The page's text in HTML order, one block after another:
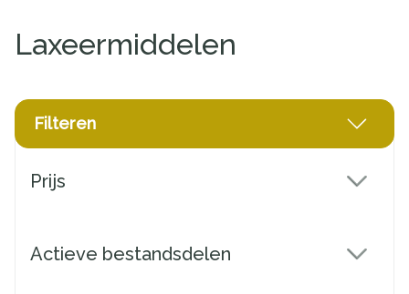
Laxeermiddelen
Filteren
Prijs
Actieve bestandsdelen